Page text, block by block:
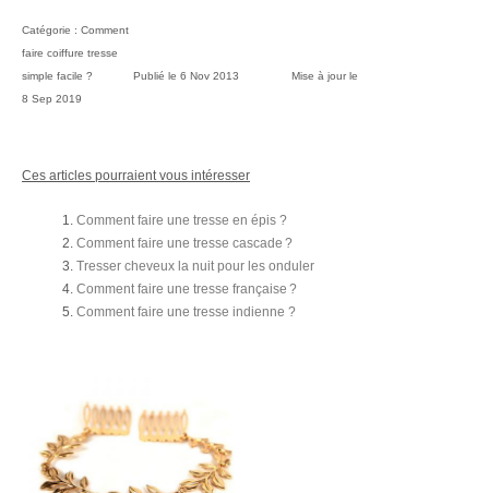
Catégorie : Comment
faire coiffure tresse
simple facile ?
Publié le 6 Nov 2013
Mise à jour le
8 Sep 2019
Ces articles pourraient vous intéresser
Comment faire une tresse en épis ?
Comment faire une tresse cascade ?
Tresser cheveux la nuit pour les onduler
Comment faire une tresse française ?
Comment faire une tresse indienne ?